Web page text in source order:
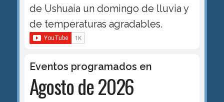
de Ushuaia un domingo de lluvia y
de temperaturas agradables.
Eventos programados en
Agosto de 2026